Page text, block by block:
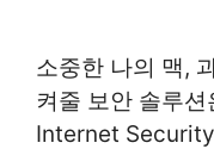
소중한 나의 맥,
켜줄 보안 솔루
Internet